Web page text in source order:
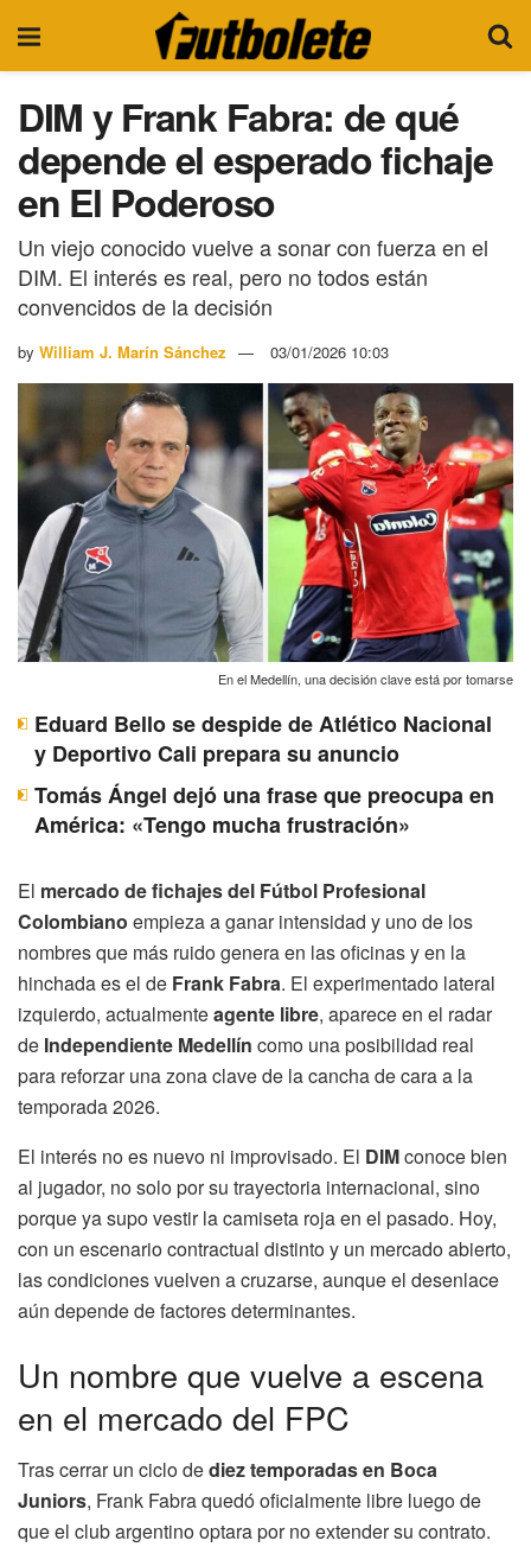
DIM y Frank Fabra: de qué
depende el esperado fichaje
en El Poderoso
Un viejo conocido vuelve a sonar con fuerza en el
DIM. El interés es real, pero no todos están
convencidos de la decisión
by William J. Marín Sánchez 03/01/2026 10:03
En el Medellín, una decisión clave está por tomarse
Eduard Bello se despide de Atlético Nacional
y Deportivo Cali prepara su anuncio
Tomás Ángel dejó una frase que preocupa en
América: «Tengo mucha frustración»
El mercado de fichajes del Fútbol Profesional
Colombiano empieza a ganar intensidad y uno de los
nombres que más ruido genera en las oficinas y en la
hinchada es el de Frank Fabra. El experimentado lateral
izquierdo, actualmenteagente libre, aparece en el radar
de Independiente Medellín como una posibilidad real
para reforzar una zona clave de la cancha de cara a la
temporada 2026.
El interés no es nuevo ni improvisado. El DIMconoce bien
al jugador, no solo por su trayectoria internacional, sino
porque ya supo vestir la camiseta roja en el pasado. Hoy,
con un escenario contractual distinto y un mercado abierto,
las condiciones vuelven a cruzarse, aunque el desenlace
aún depende de factores determinantes.
Un nombre que vuelve a escena
en el mercado del FPC
Tras cerrar un ciclo dediez temporadas en Boca
Juniors, Frank Fabra quedó oficialmente libre luego de
que el club argentino optara por no extender su contrato.